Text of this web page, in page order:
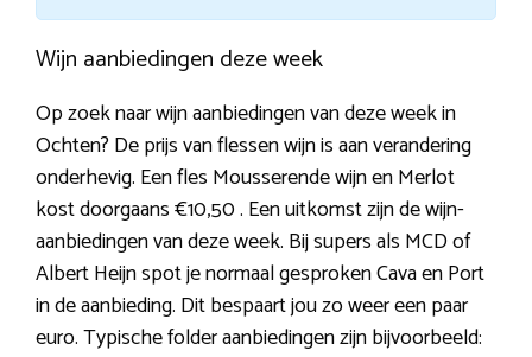
Wijn aanbiedingen deze week
Op zoek naar wijn aanbiedingen van deze week in
Ochten? De prijs van flessen wijn is aan verandering
onderhevig. Een fles Mousserende wijn en Merlot
kost doorgaans €10,50 . Een uitkomst zijn de wijn-
aanbiedingen van deze week. Bij supers als MCD of
Albert Heijn spot je normaal gesproken Cava en Port
in de aanbieding. Dit bespaart jou zo weer een paar
euro. Typische folder aanbiedingen zijn bijvoorbeeld: